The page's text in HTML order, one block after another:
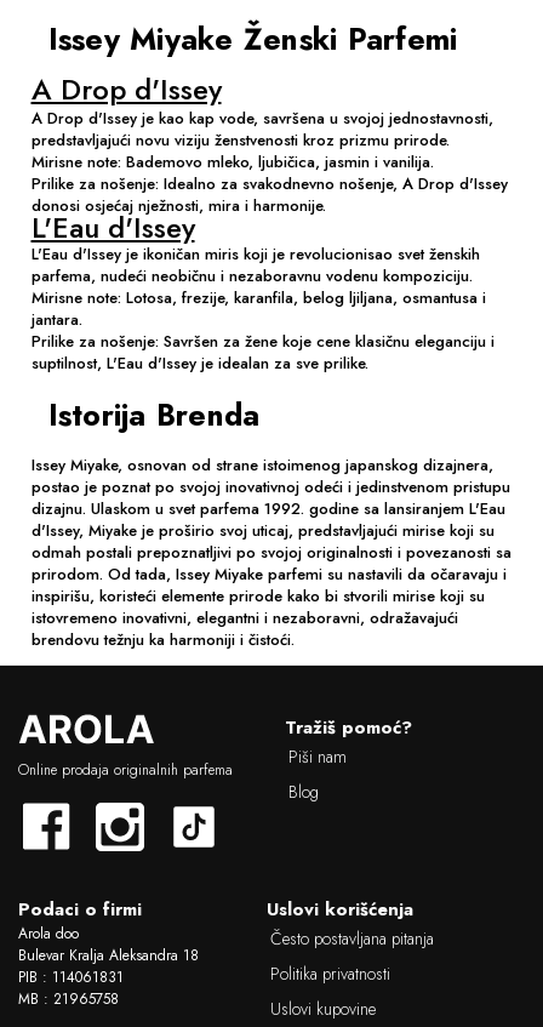
Issey Miyake Ženski Parfemi
A Drop d'Issey
A Drop d'Issey je kao kap vode, savršena u svojoj jednostavnosti,
predstavljajući novu viziju ženstvenosti kroz prizmu prirode.
Mirisne note: Bademovo mleko, ljubičica, jasmin i vanilija.
Prilike za nošenje: Idealno za svakodnevno nošenje, A Drop d'Issey
donosi osjećaj nježnosti, mira i harmonije.
L'Eau d'Issey
L'Eau d'Issey je ikoničan miris koji je revolucionisao svet ženskih
parfema, nudeći neobičnu i nezaboravnu vodenu kompoziciju.
Mirisne note: Lotosa, frezije, karanfila, belog ljiljana, osmantusa i
jantara.
Prilike za nošenje: Savršen za žene koje cene klasičnu eleganciju i
suptilnost, L'Eau d'Issey je idealan za sve prilike.
Istorija Brenda
Issey Miyake, osnovan od strane istoimenog japanskog dizajnera,
postao je poznat po svojoj inovativnoj odeći i jedinstvenom pristupu
dizajnu. Ulaskom u svet parfema 1992. godine sa lansiranjem L'Eau
d'Issey, Miyake je proširio svoj uticaj, predstavljajući mirise koji su
odmah postali prepoznatljivi po svojoj originalnosti i povezanosti sa
prirodom. Od tada, Issey Miyake parfemi su nastavili da očaravaju i
inspirišu, koristeći elemente prirode kako bi stvorili mirise koji su
istovremeno inovativni, elegantni i nezaboravni, odražavajući
brendovu težnju ka harmoniji i čistoći.
L
o
g
Online prodaja originalnih parfema
Tražiš pomoć?
Piši nam
Blog
Podaci o firmi
Arola doo
Bulevar Kralja Aleksandra 18
PIB : 114061831
MB : 21965758
Uslovi korišćenja
Često postavljana pitanja
Politika privatnosti
Uslovi kupovine